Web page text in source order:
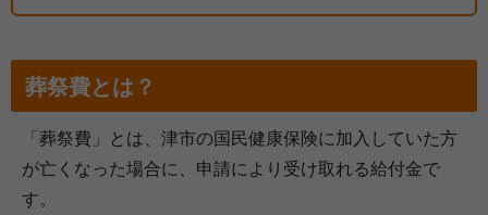
葬祭費とは？
「葬祭費」とは、津市の国民健康保険に加入していた方
が亡くなった場合に、申請により受け取れる給付金で
す。